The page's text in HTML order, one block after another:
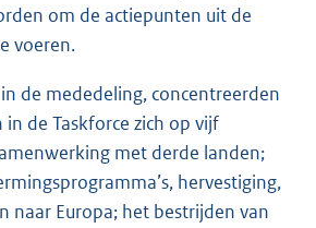
om de actiepunten uit de
voeren.
de mededeling, concentreerden
de Taskforce zich op vijf
met derde landen;
hervestiging,
naar Europa; het bestrijden van